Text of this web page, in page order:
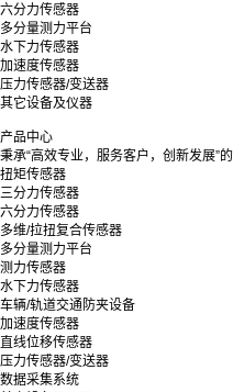
六分力传感器
多分量测力平台
水下力传感器
加速度传感器
压力传感器/变送器
其它设备及仪器
产品中心
秉承“高效专业，服务客户，创新发展”
扭矩传感器
三分力传感器
六分力传感器
多维/拉扭复合传感器
多分量测力平台
测力传感器
水下力传感器
车辆/轨道交通防夹设备
加速度传感器
直线位移传感器
压力传感器/变送器
数据采集系统